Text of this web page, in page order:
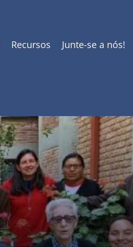
Recursos Junte-se a nós!